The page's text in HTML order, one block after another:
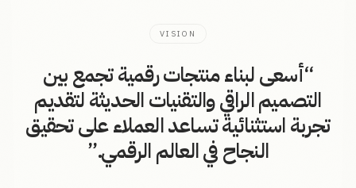
VISION
“أسعى لبناء منتجات رقمية تجمع بين
التصميم الراقي والتقنيات الحديثة لتقديم
تجربة استثنائية تساعد العملاء على تحقيق
النجاح في العالم الرقمي.”